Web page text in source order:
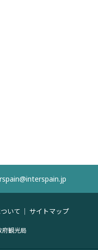
いて サイトマップ
府観光局